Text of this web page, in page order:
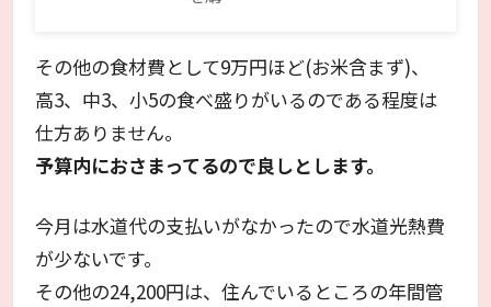
その他の食材費として9万円ほど(お米含まず)、
高3、中3、小5の食べ盛りがいるのである程度は
仕方ありません。
予算内におさまってるので良しとします。
今月は水道代の支払いがなかったので水道光熱費
が少ないです。
その他の24,200円は、住んでいるところの年間管